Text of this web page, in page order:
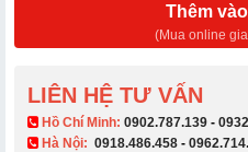
Thêm
(Mua online
LIÊN HỆ TƯ VẤN
​ Hồ Chí Minh: 0902.787.139 -
Hà Nội: 0918.486.458 -